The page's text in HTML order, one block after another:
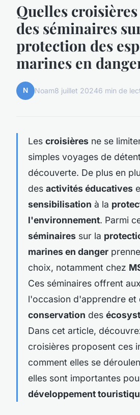
Quelles
des séminaires
protection des
marines en
N Noam8 juillet 20246 min de
Les croisières ne se
simples voyages de
découverte. De plus en
des activités éducatives
sensibilisation à la
l'environnement. Parmi
séminaires sur la
marines en danger
choix, notamment chez
Ces séminaires offrent aux
l'occasion d'apprendre et
conservation des
Dans cet article,
croisières proposent ces
comment elles se
elles sont importantes
développement